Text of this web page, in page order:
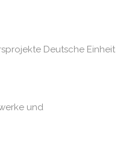
Deutsche Einheit
und